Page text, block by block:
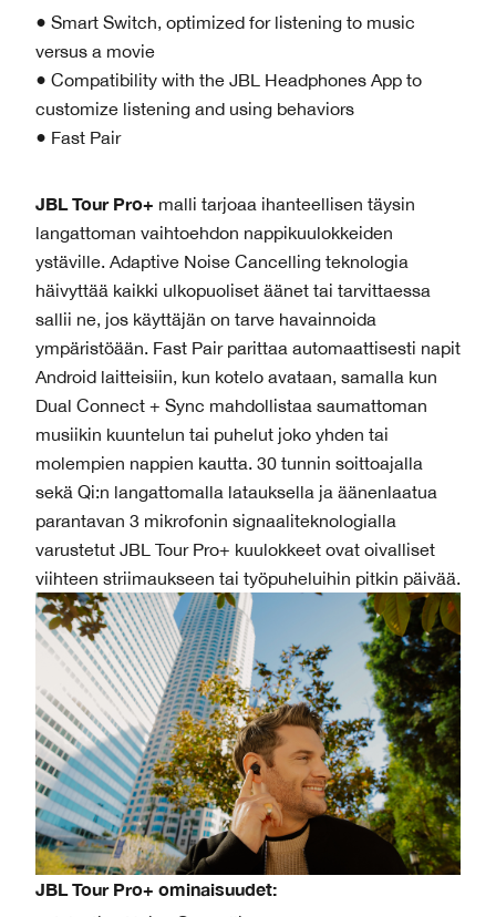
● Smart Switch, optimized for listening to music
versus a movie
● Compatibility with the JBL Headphones App to
customize listening and using behaviors
● Fast Pair
JBL Tour Pro+ malli tarjoaa ihanteellisen täysin
langattoman vaihtoehdon nappikuulokkeiden
ystäville. Adaptive Noise Cancelling teknologia
häivyttää kaikki ulkopuoliset äänet tai tarvittaessa
sallii ne, jos käyttäjän on tarve havainnoida
ympäristöään. Fast Pair parittaa automaattisesti napit
Android laitteisiin, kun kotelo avataan, samalla kun
Dual Connect + Sync mahdollistaa saumattoman
musiikin kuuntelun tai puhelut joko yhden tai
molempien nappien kautta. 30 tunnin soittoajalla
sekä Qi:n langattomalla latauksella ja äänenlaatua
parantavan 3 mikrofonin signaaliteknologialla
varustetut JBL Tour Pro+ kuulokkeet ovat oivalliset
viihteen striimaukseen tai työpuheluihin pitkin päivää.
JBL Tour Pro+ ominaisuudet: